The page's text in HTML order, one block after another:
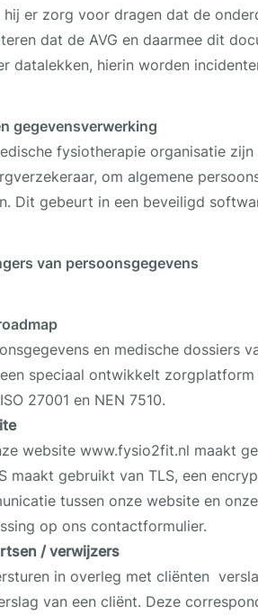
hij er zorg voor dragen dat de
dat de AVG en daarmee dit
datalekken, hierin worden
gegevensverwerking
fysiotherapie organisatie
om algemene
Dit gebeurt in een beveiligd
van persoonsgegevens
en medische dossiers
speciaal ontwikkelt
27001 en NEN 7510.
website www.fysio2fit.nl maakt
maakt gebruikt van TLS, een
tussen onze website en
op ons contactformulier.
/ verwijzers
in overleg met cliënten
van een cliënt. Deze